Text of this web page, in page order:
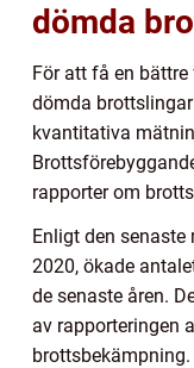
dömda
För att få en
dömda
kvantitativa
rapporter om
Enligt den
2020, ökade
de senaste åren.
av rapporteringen